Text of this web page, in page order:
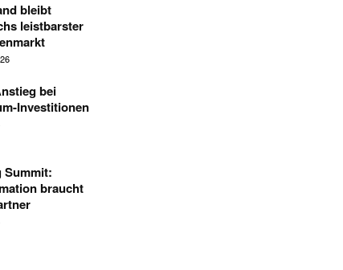
bleibt
leistbarster
bei
Investitionen
Summit:
braucht